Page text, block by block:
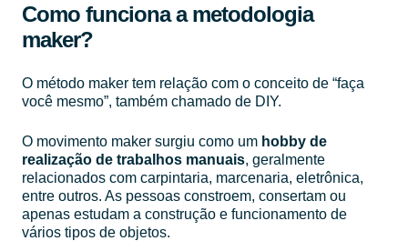
Como funciona a metodologia
maker?
O método maker tem relação com o conceito de “faça
você mesmo”, também chamado de DIY.
O movimento maker surgiu como um hobby de
realização de trabalhos manuais, geralmente
relacionados com carpintaria, marcenaria, eletrônica,
entre outros. As pessoas constroem, consertam ou
apenas estudam a construção e funcionamento de
vários tipos de objetos.